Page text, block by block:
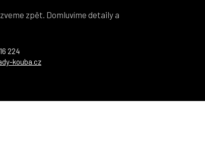
zpět. Domluvíme detaily a
224
kouba.cz